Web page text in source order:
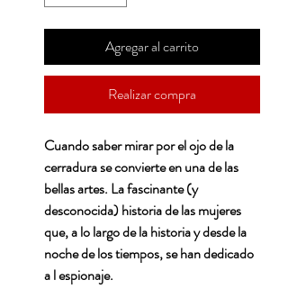
Agregar al carrito
Realizar compra
Cuando saber mirar por el ojo de la
cerradura se convierte en una de las
bellas artes. La fascinante (y
desconocida) historia de las mujeres
que, a lo largo de la historia y desde la
noche de los tiempos, se han dedicado
a l espionaje.